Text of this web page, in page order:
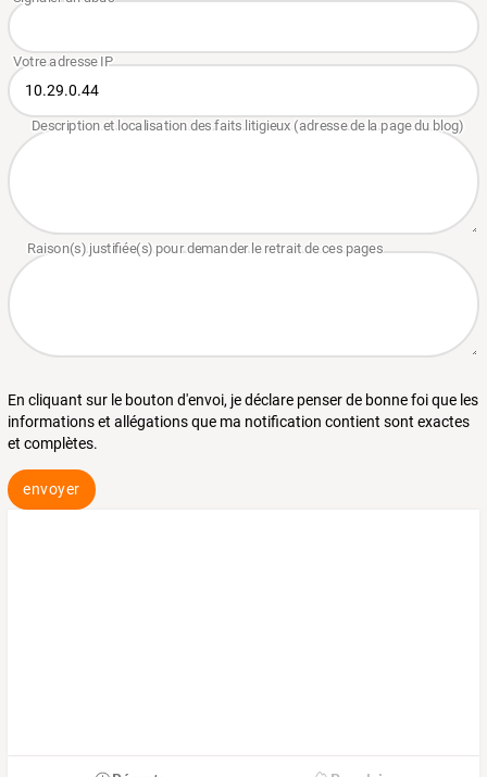
En cliquant sur le bouton d'envoi, je déclare penser de bonne foi que les
informations et allégations que ma notification contient sont exactes
et complètes.
envoyer